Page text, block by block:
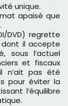
unique.
apaisé que
DVD) regrette
il accepte
sous l’actuel
et fiscaux
n’ait pas été
pour éviter la
l’équilibre